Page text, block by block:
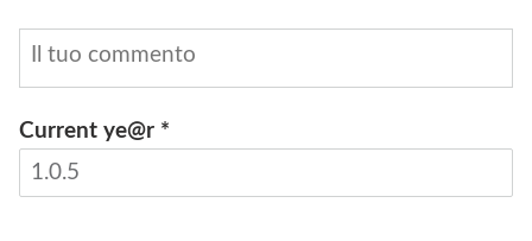
Current ye@r *